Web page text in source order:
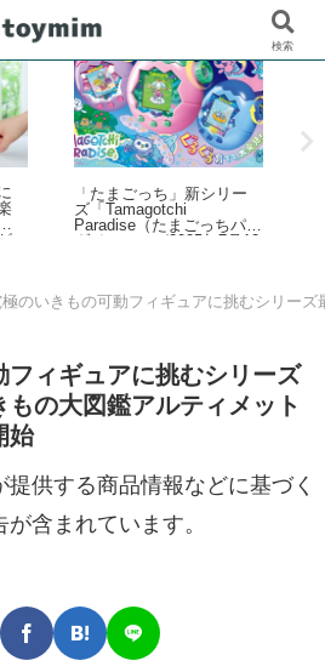
「たまごっち」新シリー
ズ「Tamagotchi
Paradise（たまごっちパラ
ダイス）」が2025年7月12
極のいきもの可動フィギュアに挑むシリー
フィギュアに挑むシリーズ
の大図鑑アルティメット
始
供する商品情報などに基づく
含まれています。
検索